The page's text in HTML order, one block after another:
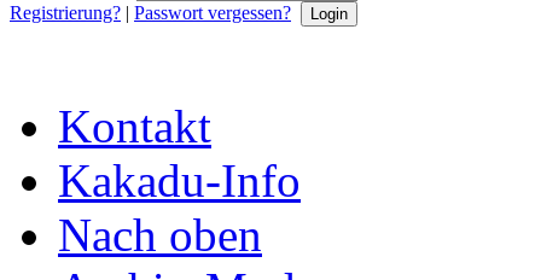
Registrierung? | Passwort vergessen?
Kontakt
Kakadu-Info
Nach oben